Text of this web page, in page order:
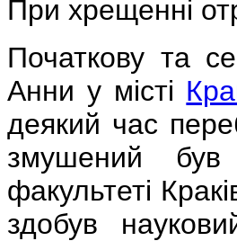
При хрещенні
Початкову та
Анни у місті
деякий час
змушений
факультеті
здобув